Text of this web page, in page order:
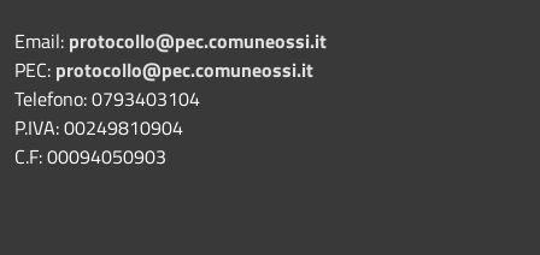
Email: protocollo@pec.comuneossi.it
PEC: protocollo@pec.comuneossi.it
Telefono: 0793403104
P.IVA: 00249810904
C.F: 00094050903